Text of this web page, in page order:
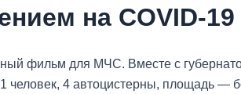
на COVID-19
фильм для МЧС. Вместе с
человек, 4 автоцистерны, площадь —